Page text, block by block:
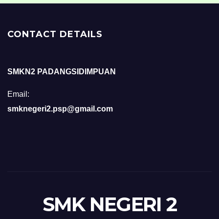
CONTACT DETAILS
SMKN2 PADANGSIDIMPUAN
Email:
smknegeri2.psp@gmail.com
SMK NEGERI 2